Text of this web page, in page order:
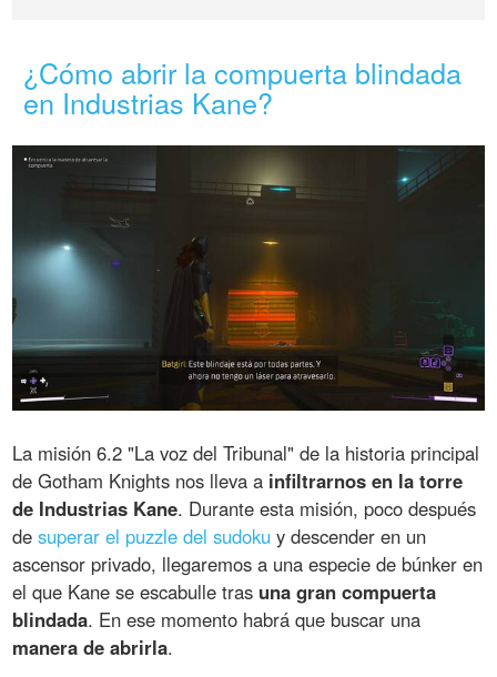
¿Cómo abrir la compuerta blindada
en Industrias Kane?
La misión 6.2 "La voz del Tribunal" de la historia principal
de Gotham Knights nos lleva a infiltrarnos en la torre
de Industrias Kane. Durante esta misión, poco después
desuperar el puzzle del sudoku y descender en un
ascensor privado, llegaremos a una especie de búnker en
el que Kane se escabulle tras una gran compuerta
blindada. En ese momento habrá que buscar una
manera de abrirla.